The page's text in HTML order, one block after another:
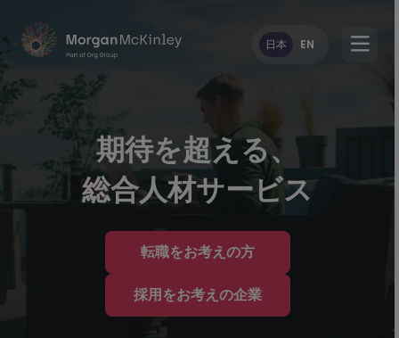
日本 EN
期待を超える、
総合人材サービス
転職をお考えの方
採用をお考えの企業